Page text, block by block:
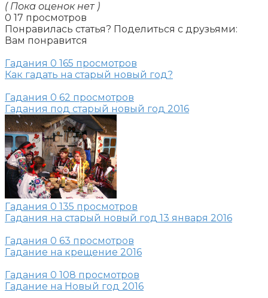
( Пока оценок нет )
0 17 просмотров
Понравилась статья? Поделиться с друзьями:
Вам понравится
Гадания 0 165 просмотров
Как гадать на старый новый год?
Гадания 0 62 просмотров
Гадания под старый новый год 2016
Гадания 0 135 просмотров
Гадания на старый новый год 13 января 2016
Гадания 0 63 просмотров
Гадание на крещение 2016
Гадания 0 108 просмотров
Гадание на Новый год 2016